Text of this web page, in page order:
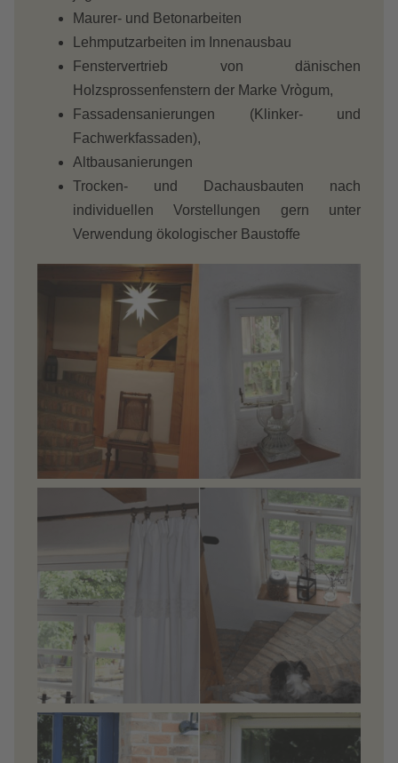
Maurer- und Betonarbeiten
Lehmputzarbeiten im Innenausbau
Fenstervertrieb von dänischen
Holzsprossenfenstern der Marke Vrògum,
Fassadensanierungen (Klinker- und
Fachwerkfassaden),
Altbausanierungen
Trocken- und Dachausbauten nach
individuellen Vorstellungen gern unter
Verwendung ökologischer Baustoffe